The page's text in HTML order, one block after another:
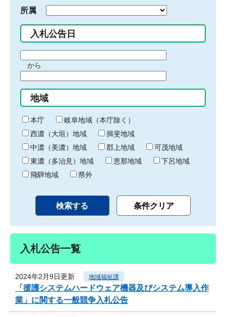
所属
入札公告日
間
始
り
から
間
終
わ
り
地域
本庁
岐阜地域（本庁除く）
西濃（大垣）地域
揖斐地域
中濃（美濃）地域
郡上地域
可茂地域
東濃（多治見）地域
恵那地域
下呂地域
飛騨地域
県外
入札公告一覧
2024年2月9日更新 地域福祉課
「援護システムハードウェア機器及びシステム導入作
業」に関する一般競争入札公告